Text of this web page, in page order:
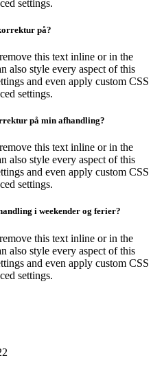
settings.
på?
this text inline or in the
also style every aspect of this
and even apply custom CSS
settings.
på min afhandling?
this text inline or in the
also style every aspect of this
and even apply custom CSS
settings.
i weekender og ferier?
this text inline or in the
also style every aspect of this
and even apply custom CSS
settings.